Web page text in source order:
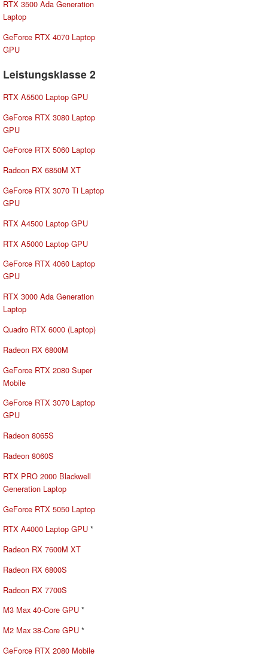
RTX 3500 Ada Generation
Laptop
GeForce RTX 4070 Laptop
GPU
Leistungsklasse 2
RTX A5500 Laptop GPU
GeForce RTX 3080 Laptop
GPU
GeForce RTX 5060 Laptop
Radeon RX 6850M XT
GeForce RTX 3070 Ti Laptop
GPU
RTX A4500 Laptop GPU
RTX A5000 Laptop GPU
GeForce RTX 4060 Laptop
GPU
RTX 3000 Ada Generation
Laptop
Quadro RTX 6000 (Laptop)
Radeon RX 6800M
GeForce RTX 2080 Super
Mobile
GeForce RTX 3070 Laptop
GPU
Radeon 8065S
Radeon 8060S
RTX PRO 2000 Blackwell
Generation Laptop
GeForce RTX 5050 Laptop
RTX A4000 Laptop GPU *
Radeon RX 7600M XT
Radeon RX 6800S
Radeon RX 7700S
M3 Max 40-Core GPU *
M2 Max 38-Core GPU *
GeForce RTX 2080 Mobile